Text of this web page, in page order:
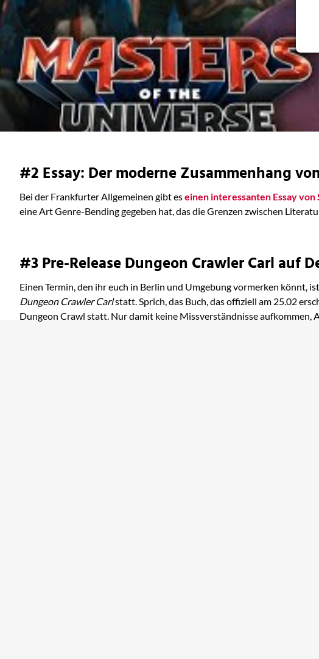
#2 Essay: Der moderne Zusammenhang
Bei der Frankfurter Allgemeinen gibt eseinen interessanten Essay
eine Art Genre-Bending gegeben hat, das die Grenzen zwischen
#3 Pre-Release Dungeon Crawler Carl auf
Einen Termin, den ihr euch in Berlin und Umgebung vormerken könnt,
Dungeon Crawler Carlstatt. Sprich, das Buch, das offiziell am 25.02
Dungeon Crawl statt. Nur damit keine Missverständnisse